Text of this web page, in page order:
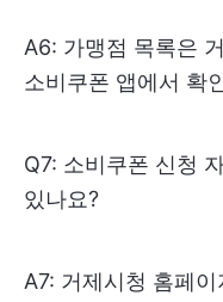
A6: 가맹점 목록은
소비쿠폰 앱에서 확
Q7: 소비쿠폰 신청
있나요?
A7: 거제시청 홈페